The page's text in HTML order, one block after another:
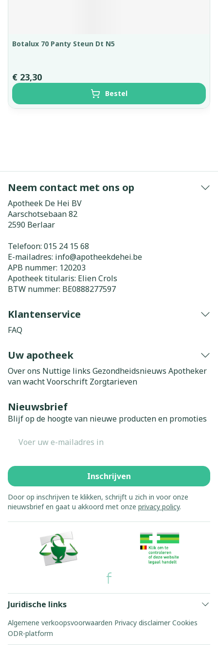
Botalux 70 Panty Steun Dt N5
€ 23,30
Bestel
Neem contact met ons op
Apotheek De Hei BV
Aarschotsebaan 82
2590 Berlaar
Telefoon: 015 24 15 68
E-mailadres: info@apotheekdehei.be
APB nummer: 120203
Apotheek titularis: Elien Crols
BTW nummer: BE0888277597
Klantenservice
FAQ
Uw apotheek
Over ons Nuttige links Gezondheidsnieuws Apotheker
van wachtVoorschrift Zorgtarieven
Nieuwsbrief
Blijf op de hoogte van nieuwe producten en promoties
Inschrijven
Door op inschrijven te klikken, schrijft u zich in voor onze
nieuwsbrief en gaat u akkoord met onze privacy policy.
Juridische links
Algemene verkoopsvoorwaarden Privacy disclaimer Cookies
ODR-platform